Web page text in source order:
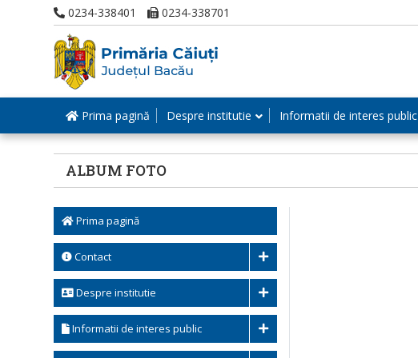
0234-338401 0234-338701
Prima pagină Despre institutie Informatii de interes public
ALBUM FOTO
Prima pagină
Contact
Despre institutie
Informatii de interes public